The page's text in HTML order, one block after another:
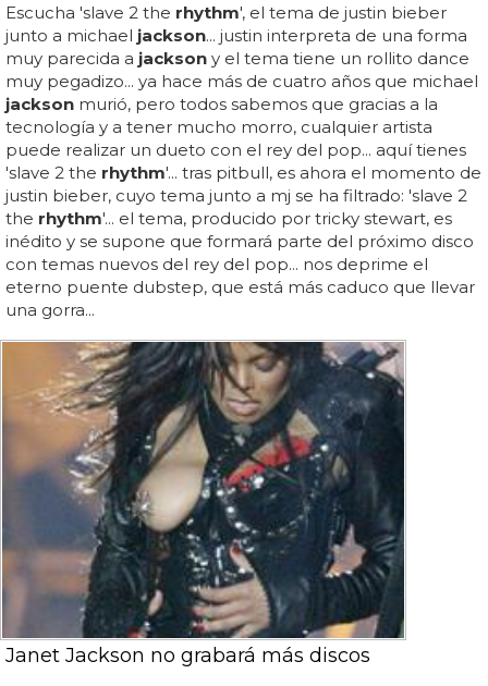
Escucha 'slave 2 the rhythm', el tema de justin bieber
junto a michael jackson... justin interpreta de una forma
muy parecida a jackson y el tema tiene un rollito dance
muy pegadizo... ya hace más de cuatro años que michael
jackson murió, pero todos sabemos que gracias a la
tecnología y a tener mucho morro, cualquier artista
puede realizar un dueto con el rey del pop... aquí tienes
'slave 2 the rhythm'... tras pitbull, es ahora el momento de
justin bieber, cuyo tema junto a mj se ha filtrado: 'slave 2
the rhythm'... el tema, producido por tricky stewart, es
inédito y se supone que formará parte del próximo disco
con temas nuevos del rey del pop... nos deprime el
eterno puente dubstep, que está más caduco que llevar
una gorra...
Janet Jackson no grabará más discos